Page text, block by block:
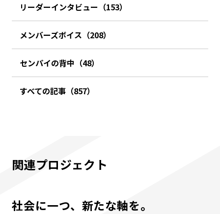
リーダーインタビュー（153）
メンバーズボイス（208）
センパイの背中（48）
すべての記事（857）
関連プロジェクト
社会に一つ、新たな軸を。